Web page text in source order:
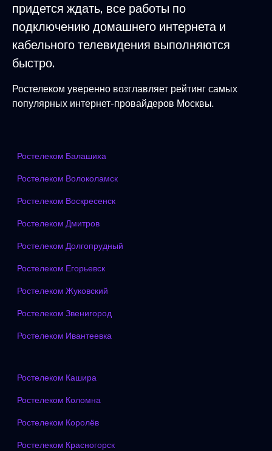
придется ждать, все работы по
подключению домашнего интернета и
кабельного телевидения выполняются
быстро.
Ростелеком уверенно возглавляет рейтинг самых
популярных интернет-провайдеров Москвы.
Ростелеком Балашиха
Ростелеком Волоколамск
Ростелеком Воскресенск
Ростелеком Дмитров
Ростелеком Долгопрудный
Ростелеком Егорьевск
Ростелеком Жуковский
Ростелеком Звенигород
Ростелеком Ивантеевка
Ростелеком Кашира
Ростелеком Коломна
Ростелеком Королёв
Ростелеком Красногорск